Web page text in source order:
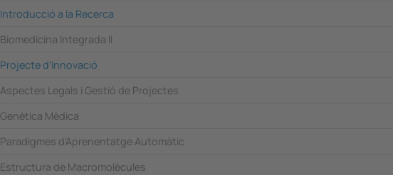
Introducció a la Recerca
Biomedicina Integrada II
Projecte d'Innovació
Aspectes Legals i Gestió de Projectes
Genètica Mèdica
Paradigmes d'Aprenentatge Automàtic
Estructura de Macromolècules